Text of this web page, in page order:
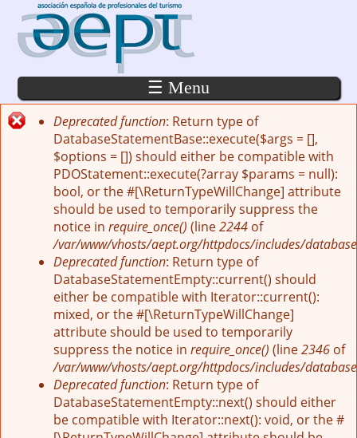
Pasar al contenido principal
☰ Menu
Mensaje de error
Deprecated function: Return type of
DatabaseStatementBase::execute($args = [],
$options = []) should either be compatible with
PDOStatement::execute(?array $params = null):
bool, or the #[\ReturnTypeWillChange] attribute
should be used to temporarily suppress the
notice in require_once() (line2244 of
/var/www/vhosts/aept.org/httpdocs/includes/
Deprecated function: Return type of
DatabaseStatementEmpty::current() should
either be compatible with Iterator::current():
mixed, or the #[\ReturnTypeWillChange]
attribute should be used to temporarily
suppress the notice in require_once() (line2346 of
/var/www/vhosts/aept.org/httpdocs/includes/
Deprecated function: Return type of
DatabaseStatementEmpty::next() should either
be compatible with Iterator::next(): void, or the #